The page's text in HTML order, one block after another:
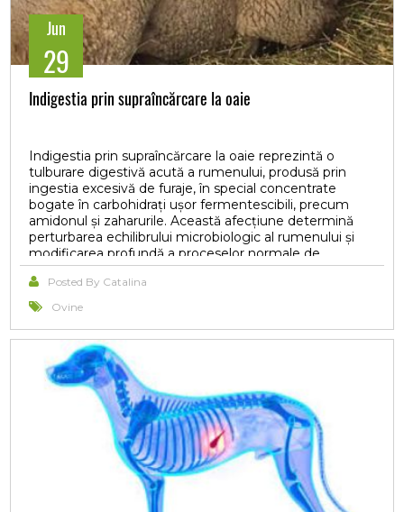
Jun
29
Indigestia prin supraîncărcare la oaie
Indigestia prin supraîncărcare la oaie reprezintă o
tulburare digestivă acută a rumenului, produsă prin
ingestia excesivă de furaje, în special concentrate
bogate în carbohidrați ușor fermentescibili, precum
amidonul și zaharurile. Această afecțiune determină
perturbarea echilibrului microbiologic al rumenului și
modificarea profundă a proceselor normale de
fermentație. În condiții fiziologice, rumenul
funcționează ca un adevărat fermentator biologic, în
care microorganismele descompun fibra vegetală și
Atunci când animalele consumă cantități excesive de
concentrate, procesele fermentative devin accelerate
și necontrolate, ceea ce favorizează acumularea unor
cantități mari de acid lactic și scăderea drastică a pH-
ului ruminal. În aceste condiții, flora microbiană
normală este sever afectată, iar tulburarea locală se
transformă rapid într-o afecțiune sistemică ce se
caracterizează prin toxemie, deshidratare și
dezechilibre metabolice grave, care pot evolua către
forme severe sau letale.
Posted By Catalina
Ovine